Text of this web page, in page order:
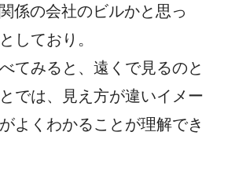
係の会社のビルかと思っ
しており。
てみると、遠くで見るのと
では、見え方が違いイメー
よくわかることが理解でき